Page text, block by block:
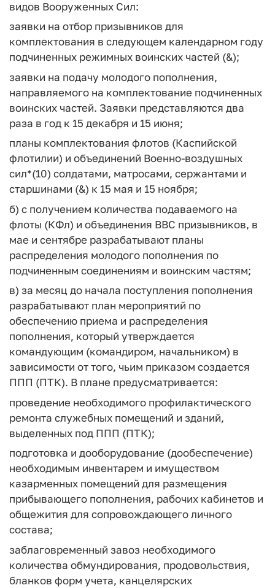
видов Вооруженных Сил:
заявки на отбор призывников для
комплектования в следующем календарном году
подчиненных режимных воинских частей (&);
заявки на подачу молодого пополнения,
направляемого на комплектование подчиненных
воинских частей. Заявки представляются два
раза в год к 15 декабря и 15 июня;
планы комплектования флотов (Каспийской
флотилии) и объединений Военно-воздушных
сил*(10) солдатами, матросами, сержантами и
старшинами (&) к 15 мая и 15 ноября;
б) с получением количества подаваемого на
флоты (КФл) и объединения ВВС призывников, в
мае и сентябре разрабатывают планы
распределения молодого пополнения по
подчиненным соединениям и воинским частям;
в) за месяц до начала поступления пополнения
разрабатывают план мероприятий по
обеспечению приема и распределения
пополнения, который утверждается
командующим (командиром, начальником) в
зависимости от того, чьим приказом создается
ППП (ПТК). В плане предусматривается:
проведение необходимого профилактического
ремонта служебных помещений и зданий,
выделенных под ППП (ПТК);
подготовка и дооборудование (дообеспечение)
необходимым инвентарем и имуществом
казарменных помещений для размещения
прибывающего пополнения, рабочих кабинетов и
общежития для сопровождающего личного
состава;
заблаговременный завоз необходимого
количества обмундирования, продовольствия,
бланков форм учета, канцелярских